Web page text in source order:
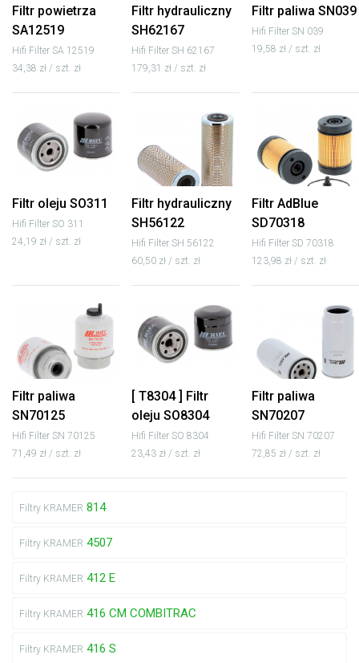
Filtr powietrza
SA12519
Hifi Filter SA 12519
34,38 zł / szt. zł
Filtr hydrauliczny
SH62167
Hifi Filter SH 62167
179,31 zł / szt. zł
Filtr paliwa SN039
Hifi Filter SN 039
19,58 zł / szt. zł
Filtr oleju SO311
Hifi Filter SO 311
24,19 zł / szt. zł
Filtr hydrauliczny
SH56122
Hifi Filter SH 56122
60,50 zł / szt. zł
Filtr AdBlue
SD70318
Hifi Filter SD 70318
123,98 zł / szt. zł
Filtr paliwa
SN70125
Hifi Filter SN 70125
71,49 zł / szt. zł
[ T8304 ] Filtr
oleju SO8304
Hifi Filter SO 8304
23,43 zł / szt. zł
Filtr paliwa
SN70207
Hifi Filter SN 70207
72,85 zł / szt. zł
Filtry KRAMER 814
Filtry KRAMER 4507
Filtry KRAMER 412 E
Filtry KRAMER 416 CM COMBITRAC
Filtry KRAMER 416 S